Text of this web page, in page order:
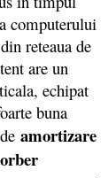
computerului
reteaua de
are un
echipat
buna
amortizare